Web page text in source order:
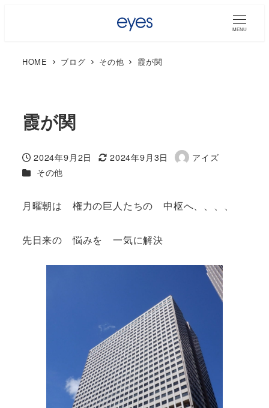
MENU
HOME ブログ その他 霞が関
霞が関
投稿日
2024年9月2日
更新日
2024年9月3日
著
アイズ
カテゴリー
その他
月曜朝は 権力の巨人たちの 中枢へ、、、、
先日来の 悩みを 一気に解決